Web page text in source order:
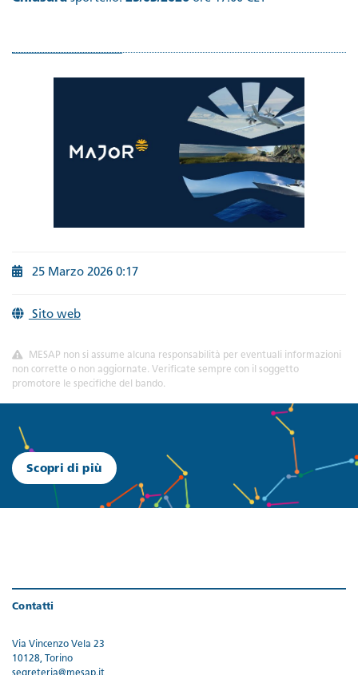
25 Marzo 2026 0:17
Sito web
MESAP non si assume alcuna responsabilità per eventuali informazioni
non corrette o non aggiornate. Verificate sempre con il soggetto
promotore le specifiche del bando.
Scopri di più
Contatti
Via Vincenzo Vela 23
10128, Torino